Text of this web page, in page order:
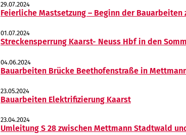
29.07.2024
Feierliche Mastsetzung – Beginn der
01.07.2024
Streckensperrung Kaarst- Neuss Hbf in den
04.06.2024
Bauarbeiten Brücke Beethofenstraße in
23.05.2024
Bauarbeiten Elektrifizierung Kaarst
23.04.2024
Umleitung S 28 zwischen Mettmann Stadtwald